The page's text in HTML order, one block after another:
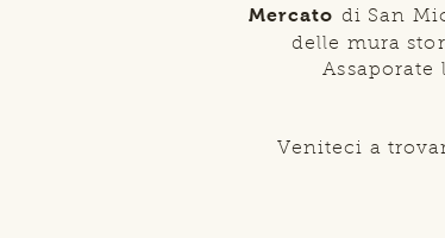
Mercato di San
delle mura
Veniteci a